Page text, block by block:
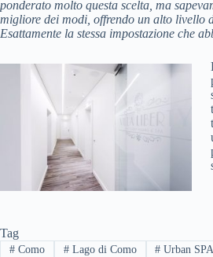
ponderato molto questa scelta, ma
migliore dei modi, offrendo un alto livello
Esattamente la stessa impostazione che
Tag
#Como #Lago di Como # Urban SPA